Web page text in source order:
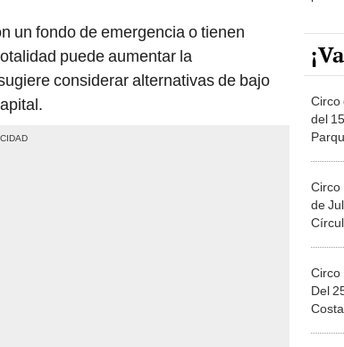
un fondo de emergencia o tienen
puede aumentar la
considerar alternativas de bajo
Circo
del
Circo
de
Circo
Del